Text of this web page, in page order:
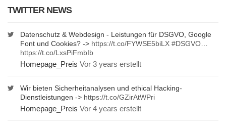
TWITTER NEWS
Datenschutz & Webdesign - Leistungen für DSGVO, Google
Font und Cookies? -> https://t.co/FYWSE5biLX #DSGVO
https://t.co/LxsPiFmbIb
Homepage_Preis Vor 3 years erstellt
Wir bieten Sicherheitanalysen und ethical Hacking-
Dienstleistungen -> https://t.co/GZirAtWPri
Homepage_Preis Vor 4 years erstellt